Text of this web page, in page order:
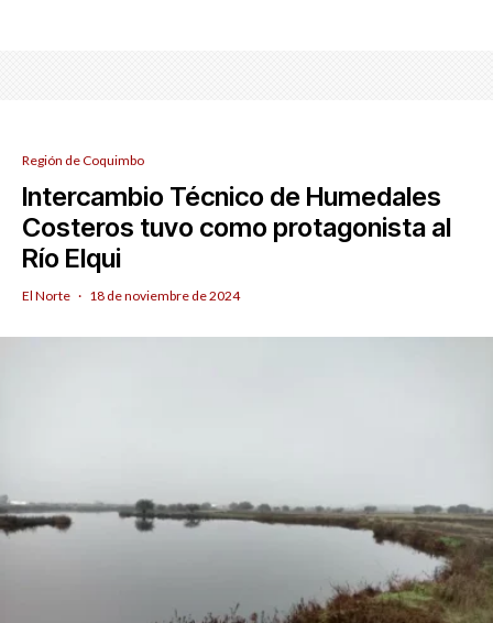
Región de Coquimbo
Intercambio Técnico de Humedales
Costeros tuvo como protagonista al
Río Elqui
El Norte · 18 de noviembre de 2024